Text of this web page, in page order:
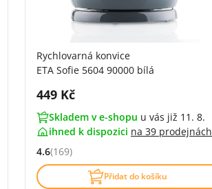
Rychlovarná konvice
ETA Sofie 5604 90000 bílá
Cena s DPH:
449 Kč
Skladem v e-shopu u vás již 11. 8.
ihned k dispozici na 39 prodejnách
Hodnocení: 4.6 z 5 (169 recenzí)
4.6(169)
Přidat do košíku